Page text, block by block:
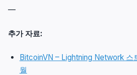
—
추가 자료:
BitcoinVN – Lightning Network 스
월